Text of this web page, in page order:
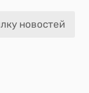
новостей